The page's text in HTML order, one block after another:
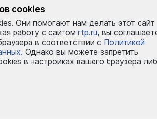
cookies
Они помогают нам делать этот сайт
работу с сайтом rtp.ru, вы
в соответствии с Политикой
Однако вы можете запретить
в настройках вашего браузера